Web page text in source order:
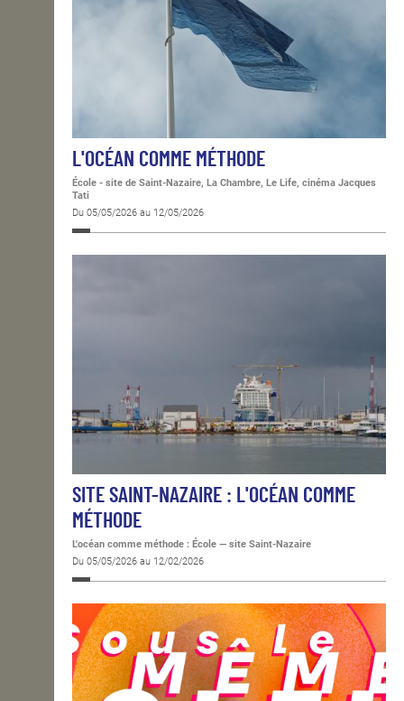
L'OCÉAN COMME MÉTHODE
École - site de Saint-Nazaire, La Chambre, Le Life, cinéma Jacques
Tati
Du 05/05/2026 au 12/05/2026
SITE SAINT-NAZAIRE : L'OCÉAN COMME
MÉTHODE
L'océan comme méthode : École — site Saint-Nazaire
Du 05/05/2026 au 12/02/2026